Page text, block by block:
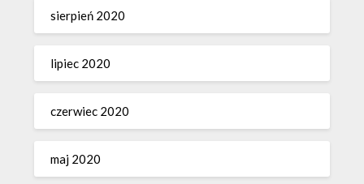
sierpień 2020
lipiec 2020
czerwiec 2020
maj 2020